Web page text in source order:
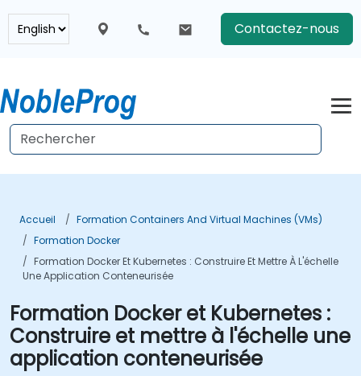
Contactez-nous
Accueil
Formation Containers And Virtual Machines (VMs)
Formation Docker
Formation Docker Et Kubernetes : Construire Et Mettre À L'échelle
Une Application Conteneurisée
Formation Docker et Kubernetes :
Construire et mettre à l'échelle une
application conteneurisée